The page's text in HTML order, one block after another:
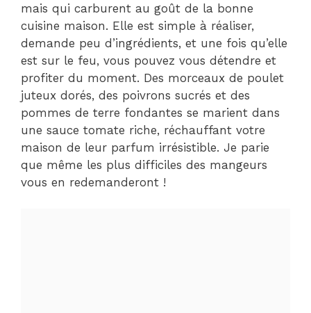
mais qui carburent au goût de la bonne
cuisine maison. Elle est simple à réaliser,
demande peu d’ingrédients, et une fois qu’elle
est sur le feu, vous pouvez vous détendre et
profiter du moment. Des morceaux de poulet
juteux dorés, des poivrons sucrés et des
pommes de terre fondantes se marient dans
une sauce tomate riche, réchauffant votre
maison de leur parfum irrésistible. Je parie
que même les plus difficiles des mangeurs
vous en redemanderont !